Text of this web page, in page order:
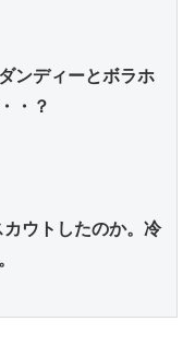
ンディーとボラホ
・？
ウトしたのか。冷